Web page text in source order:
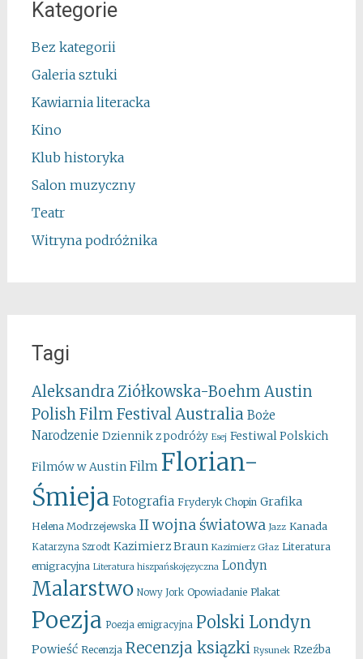
Kategorie
Bez kategorii
Galeria sztuki
Kawiarnia literacka
Kino
Klub historyka
Salon muzyczny
Teatr
Witryna podróżnika
Tagi
Aleksandra Ziółkowska-Boehm Austin
Polish Film FestivalAustralia Boże
Narodzenie Dziennik z podróży Esej Festiwal Polskich
Filmów w Austin Film Florian-
Śmieja Fotografia Fryderyk Chopin Grafika
Helena Modrzejewska II wojna światowa Jazz Kanada
Katarzyna Szrodt Kazimierz Braun Kazimierz Głaz Literatura
emigracyjna Literatura hiszpańskojęzyczna Londyn
Malarstwo Nowy Jork Opowiadanie Plakat
Poezja Poezja emigracyjna Polski Londyn
Powieść Recenzja Recenzja ksiązki Rysunek Rzeźba